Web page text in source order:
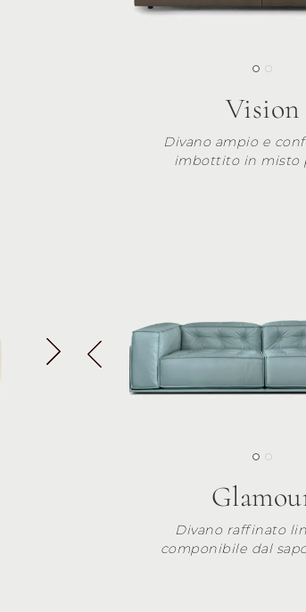
Vision
Divano ampio e
imbottito in misto
Divano raffinato
componibile dal